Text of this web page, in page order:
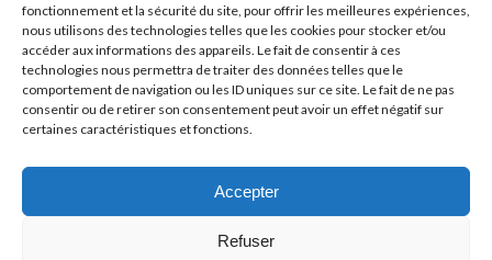
fonctionnement et la sécurité du site, pour offrir les meilleures expériences,
nous utilisons des technologies telles que les cookies pour stocker et/ou
accéder aux informations des appareils. Le fait de consentir à ces
technologies nous permettra de traiter des données telles que le
comportement de navigation ou les ID uniques sur ce site. Le fait de ne pas
consentir ou de retirer son consentement peut avoir un effet négatif sur
certaines caractéristiques et fonctions.
Accepter
Refuser
E-mail*